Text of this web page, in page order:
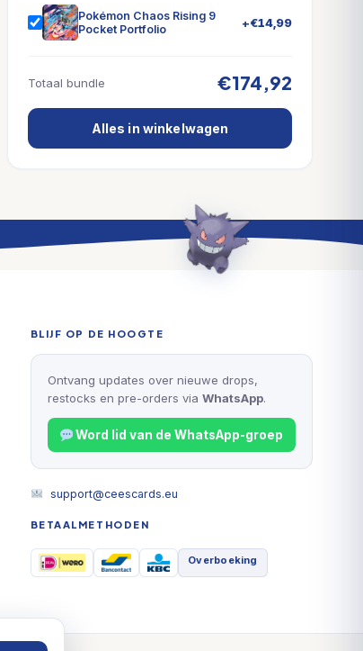
Pokémon Chaos Rising 9
Pocket Portfolio
+€14,99
Totaal bundle €174,92
Alles in winkelwagen
BLIJF OP DE HOOGTE
Ontvang updates over nieuwe drops,
restocks en pre-orders via WhatsApp.
Word lid van de WhatsApp-groep
support@ceescards.eu
BETAALMETHODEN
Overboeking